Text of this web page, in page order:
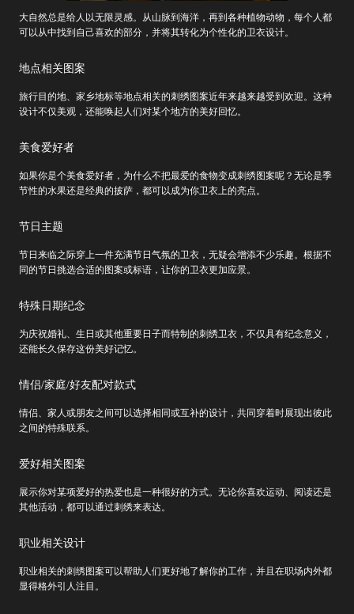
大自然总是给人以无限灵感。从山脉到海洋，再到各种植物动物，每个人都
可以从中找到自己喜欢的部分，并将其转化为个性化的卫衣设计。
地点相关图案
旅行目的地、家乡地标等地点相关的刺绣图案近年来越来越受到欢迎。这种
设计不仅美观，还能唤起人们对某个地方的美好回忆。
美食爱好者
如果你是个美食爱好者，为什么不把最爱的食物变成刺绣图案呢？无论是季
节性的水果还是经典的披萨，都可以成为你卫衣上的亮点。
节日主题
节日来临之际穿上一件充满节日气氛的卫衣，无疑会增添不少乐趣。根据不
同的节日挑选合适的图案或标语，让你的卫衣更加应景。
特殊日期纪念
为庆祝婚礼、生日或其他重要日子而特制的刺绣卫衣，不仅具有纪念意义，
还能长久保存这份美好记忆。
情侣/家庭/好友配对款式
情侣、家人或朋友之间可以选择相同或互补的设计，共同穿着时展现出彼此
之间的特殊联系。
爱好相关图案
展示你对某项爱好的热爱也是一种很好的方式。无论你喜欢运动、阅读还是
其他活动，都可以通过刺绣来表达。
职业相关设计
职业相关的刺绣图案可以帮助人们更好地了解你的工作，并且在职场内外都
显得格外引人注目。